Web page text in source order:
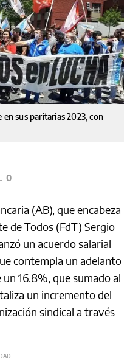
sus paritarias 2023, con
0
(AB), que encabeza
de Todos (FdT) Sergio
un acuerdo salarial
contempla un adelanto
16.8%, que sumado al
un incremento del
sindical a través